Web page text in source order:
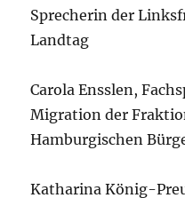
Sprecherin der
Landtag
Carola Ensslen,
Migration der
Hamburgischen
Katharina König-